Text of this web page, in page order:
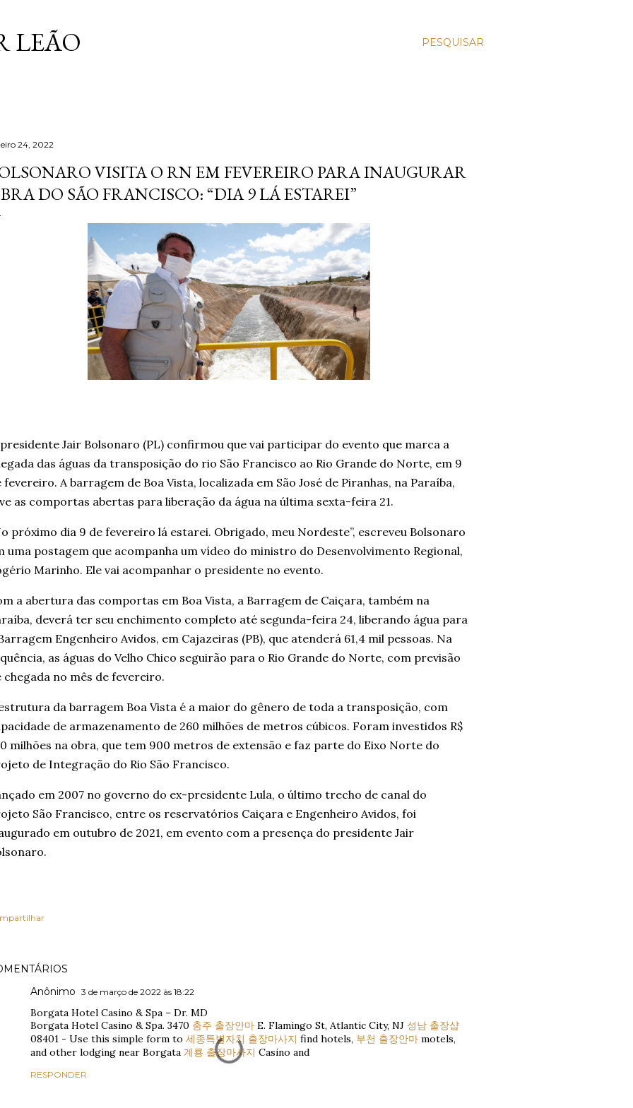
PESQUISAR
LEÃO
24, 2022
VISITA O RN EM FEVEREIRO PARA INAUGURAR
DO SÃO FRANCISCO: “DIA 9 LÁ ESTAREI”
Jair Bolsonaro (PL) confirmou que vai participar do evento que marca a
das águas da transposição do rio São Francisco ao Rio Grande do Norte, em 9
fevereiro. A barragem de Boa Vista, localizada em São José de Piranhas, na Paraíba,
as comportas abertas para liberação da água na última sexta-feira 21.
próximo dia 9 de fevereiro lá estarei. Obrigado, meu Nordeste”, escreveu Bolsonaro
uma postagem que acompanha um vídeo do ministro do Desenvolvimento Regional,
Marinho. Ele vai acompanhar o presidente no evento.
a abertura das comportas em Boa Vista, a Barragem de Caiçara, também na
deverá ter seu enchimento completo até segunda-feira 24, liberando água para
Engenheiro Avidos, em Cajazeiras (PB), que atenderá 61,4 mil pessoas. Na
as águas do Velho Chico seguirão para o Rio Grande do Norte, com previsão
chegada no mês de fevereiro.
da barragem Boa Vista é a maior do gênero de toda a transposição, com
de armazenamento de 260 milhões de metros cúbicos. Foram investidos R$
milhões na obra, que tem 900 metros de extensão e faz parte do Eixo Norte do
de Integração do Rio São Francisco.
em 2007 no governo do ex-presidente Lula, o último trecho de canal do
São Francisco, entre os reservatórios Caiçara e Engenheiro Avidos, foi
em outubro de 2021, em evento com a presença do presidente Jair
Anônimo 3 de março de 2022 às 18:22
Borgata Hotel Casino & Spa – Dr. MD
Borgata Hotel Casino & Spa. 3470 충주 출장안마 E. Flamingo St, Atlantic City, NJ 성남 출장샵
08401 - Use this simple form to 세종특별자치 출장마사지 find hotels, 부천 출장안마 motels,
and other lodging near Borgata 계룡 출장마사지 Casino and
RESPONDER